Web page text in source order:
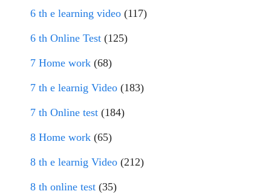
6 th e learning video (117)
6 th Online Test (125)
7 Home work (68)
7 th e learnig Video (183)
7 th Online test (184)
8 Home work (65)
8 th e learnig Video (212)
8 th online test (35)